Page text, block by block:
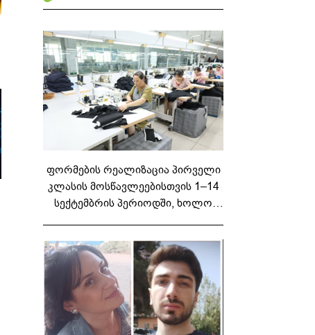
ფორმების რეალიზაცია პირველი
კლასის მოსწავლეებისთვის 1–14
სექტემბრის პერიოდში, ხოლო